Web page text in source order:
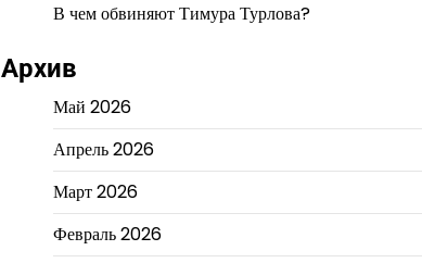
В чем обвиняют Тимура Турлова?
Архив
Май 2026
Апрель 2026
Март 2026
Февраль 2026